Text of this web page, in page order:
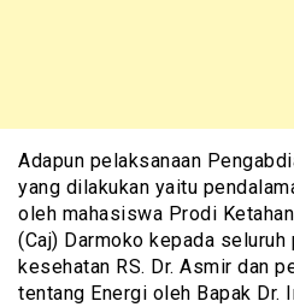
Adapun pelaksanaan
yang dilakukan yaitu
oleh mahasiswa Prodi
(Caj) Darmoko kepada
kesehatan RS. Dr. Asmir dan
tentang Energi oleh Bapak Dr.